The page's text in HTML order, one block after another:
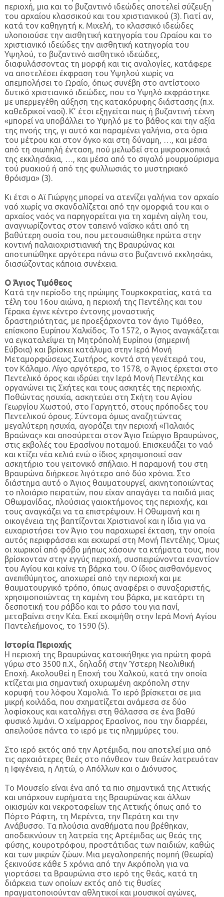
περιοχή, μια και το βυζαντινό ιδεώδες αποτελεί σύζευξη
του αρχαίου κλασσικού και του χριστιανικού (3). Γιατί αν,
κατά τον καθηγητή κ. Μιχελή, το κλασσικό ιδεώδες
υλοποιούσε την αισθητική κατηγορία του Ωραίου και το
χριστιανικό ιδεώδες την αισθητική κατηγορία του
Υψηλού, το βυζαντινό αισθητικό ιδεώδες,
διαφυλάσσοντας τη μορφή και τις αναλογίες, κατάφερε
να αποτελέσει έκφραση του Υψηλού χωρίς να
απεμπολήσει το Ωραίο, όπως συνέβη στο αντίστοιχο
δυτικό χριστιανικό ιδεώδες, που το Υψηλό εκφράστηκε
με υπερμεγέθη αύξηση της κατακόρυφης διάστασης (π.χ.
καθεδρικοί ναοί). Κ’ έτσι εξηγείται πως ή βυζαντινή τέχνη
«μπορεί να υποβάλλει το Υψηλό με το βάθος και την αξία
της πνοής της, γι αυτό και παραμένει γαλήνια, στα όρια
του μέτρου και στον όγκο και στη δύναμη, …, και μέσα
από τη σιωπηλή ένταση, πού μελωδεί στα μικροσκοπικά
της εκκλησάκια, …, και μέσα από το σιγαλό μουρμούρισμα
τού ρυακιού ή από της φυλλωσιάς το μυστηριακό
θρόισμα» (3).
Κι έτσι ο Αϊ Γιώργης μπορεί να ατενίζει γαλήνια τον αρχαίο
ναό χωρίς να σκανδαλίζεται από την ομορφιά του και ο
αρχαίος ναός να παρηγορείται για τη χαμένη αίγλη του,
αναγνωρίζοντας στον ταπεινό ναΐσκο κάτι από τη
βαθύτερη ουσία του, που μετουσιώθηκε πρώτα στην
κοντινή παλαιοχριστιανική της Βραυρώνας και
αποτυπώθηκε αργότερα πάνω στο βυζαντινό εκκλησάκι,
διασώζοντας κάποια συνέχεια.
Ο Άγιος Τιμόθεος
Κατά την περίοδο της πρώιμης Τουρκοκρατίας, κατά τα
τέλη του 16ου αιώνα, η περιοχή της Πεντέλης και του
Γέρακα έγινε κέντρο έντονης μοναστικής
δραστηριότητας, με προεξάρχοντα τον άγιο Τιμόθεο,
επίσκοπο Ευρίπου Χαλκίδος. Το 1572, ο Άγιος αναγκάζεται
να εγκαταλείψει τη Μητρόπολή Ευρίπου (σημερινή
Εύβοια) και βρίσκει κατάλυμα στην Ιερά Μονή
Μεταμορφώσεως Σωτήρος, κοντά στη γενέτειρά του,
τον Κάλαμο. Λίγο αργότερα, το 1578, ο Άγιος έρχεται στο
Πεντελικό όρος και ιδρύει την Ιερά Μονή Πεντέλης και
οργανώνει τις Σκήτες και τους ασκητές της περιοχής.
Ποθώντας ησυχία, ασκητεύει στη Σκήτη του Αγίου
Γεωργίου Χωστού, στο Γαργηττό, στους πρόποδες του
Πεντελικού όρους. Σύντομα όμως αναζητώντας
μεγαλύτερη ησυχία, αγοράζει την περιοχή «Παλαιός
Βραώνας» και αποσύρεται στον Άγιο Γεώργιο Βραυρώνος,
στις εκβολές του Ερασίνου ποταμού. Επισκευάζει το ναό
και κτίζει νέα κελιά ενώ ο ίδιος χρησιμοποιεί σαν
ασκητήριο του γειτονικό σπήλαιο. Η παραμονή του στη
Βραυρώνα διήρκεσε λιγότερο από δύο χρόνια. Στο
διάστημα αυτό ο Άγιος θαυματουργεί, ακινητοποιώντας
το πλοιάριο πειρατών, που είχαν απαγάγει τα παιδιά μιας
Οθωμανίδας, πλούσιας γαιοκτήμονος της περιοχής, και
τους αναγκάζει να τα επιστρέψουν. Η Οθωμανή και η
οικογένεια της βαπτίζονται Χριστιανοί και η ίδια για να
ευχαριστήσει τον Άγιο του παραχωρεί έκταση, την οποία
αυτός περιφράσσει και εκχωρεί στη Μονή Πεντέλης. Όμως
οι χωρικοί από φόβο μήπως χάσουν τα κτήματα τους, που
βρίσκονταν στην εγγύς περιοχή, συσπειρώνονται εναντίον
του Αγίου και καίνε τη βάρκα του. Ο ίδιος αισθανόμενος
ανεπιθύμητος, αποχωρεί από την περιοχή και με
θαυματουργικό τρόπο, όπως αναφέρει ο συναξαριστής,
χρησιμοποιώντας τη καμένη του βάρκα, με κατάρτι τη
δεσποτική του ράβδο και το ράσο του για πανί,
μεταβαίνει στην Κέα. Εκεί εκοιμήθη στην Ιερά Μονή Αγίου
Παντελεήμονος, το 1590 (5).
Ιστορία Περιοχής
Η περιοχή της Βραυρώνας κατοικήθηκε για πρώτη φορά
γύρω στο 3500 π.Χ., δηλαδή στην Ύστερη Νεολιθική
Εποχή. Ακολουθεί η Εποχή του Χαλκού, κατά την οποία
κτίζεται μια σημαντική οχυρωμένη ακρόπολη στην
κορυφή του λόφου Χαμολιά. Το ιερό βρίσκεται σε μια
μικρή κοιλάδα, που σχηματίζεται ανάμεσα σε δύο
λοφίσκους και καταλήγει στη θάλασσα σε ένα βαθύ
φυσικό λιμάνι. Ο χείμαρρος Ερασίνος, που την διαρρέει,
απειλούσε πάντα το ιερό με τις πλημμύρες του.
Στο ιερό εκτός από την Αρτέμιδα, που αποτελεί μια από
τις αρχαιότερες θεές στο πάνθεον των θεών λατρευόταν
η Ιφιγένεια, η Λητώ, ο Απόλλων και ο Διόνυσος.
Το Μουσείο είναι ένα από τα πιο σημαντικά της Αττικής
και υπάρχουν ευρήματα της Βραυρώνας και άλλων
οικισμών και νεκροταφείων της Αττικής όπως από το
Πόρτο Ράφτη, τη Μερέντα, την Περάτη και την
Ανάβυσσο. Τα πλούσια αναθήματα που βρέθηκαν,
αποδεικνύουν τη λατρεία της Αρτέμιδας ως θεάς της
φύσης, κουροτρόφου, προστάτιδας των παιδιών, καθώς
και των μικρών ζώων. Μια μεγαλοπρεπής πομπή (θεωρία)
ξεκινούσε κάθε 5 χρόνια από την Ακρόπολη για να
γιορτάσει τα Βραυρώνια στο ιερό της θεάς, κατά τη
διάρκεια των οποίων εκτός από τις θυσίες
πραγματοποιούνταν αθλητικοί και μουσικοί αγώνες,